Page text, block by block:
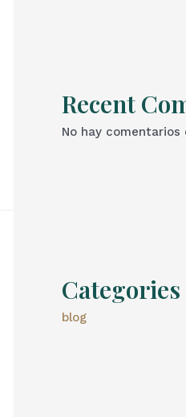
Recent
No hay comentarios
Categories
blog